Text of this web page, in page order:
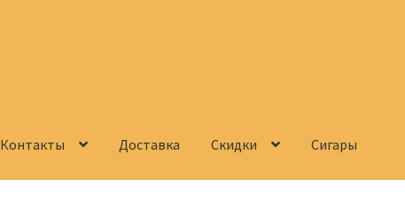
Контакты Доставка Скидки Сигары